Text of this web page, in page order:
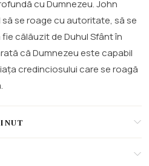
cu Dumnezeu. John
se roage cu autoritate, să se
călăuzit de Duhul Sfânt în
că Dumnezeu este capabil
credinciosului care se roagă